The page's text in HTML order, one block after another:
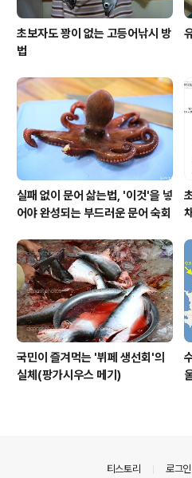
초보자도 꽝이 없는 고등어낚시 방
법
실패 없이 문어 삶는법, '이것'을 넣
어야 완성되는 부드러운 문어 숙회
국민이 즐겨먹는 '뷔페 생선회'의
실체(팡가시우스 메기)
티스토리 로그인